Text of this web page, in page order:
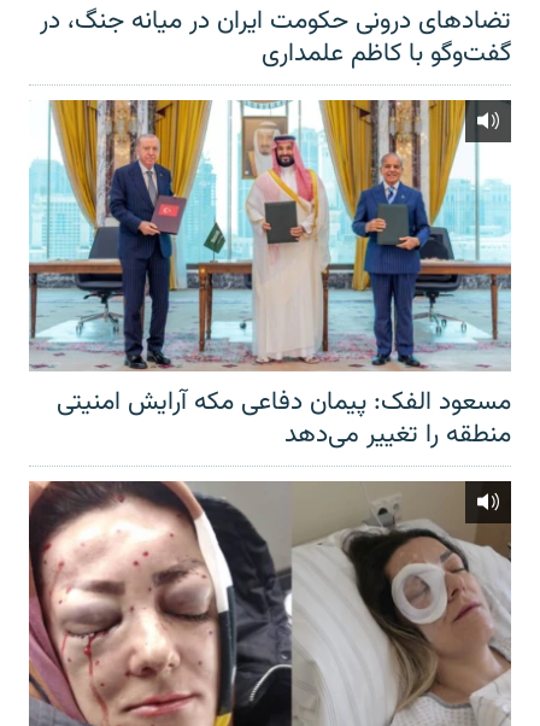
تضادهای درونی حکومت ایران در میانه جنگ، در
گفت‌‌وگو با کاظم علمداری
مسعود الفک: پیمان دفاعی مکه آرایش امنیتی
منطقه را تغییر می‌دهد